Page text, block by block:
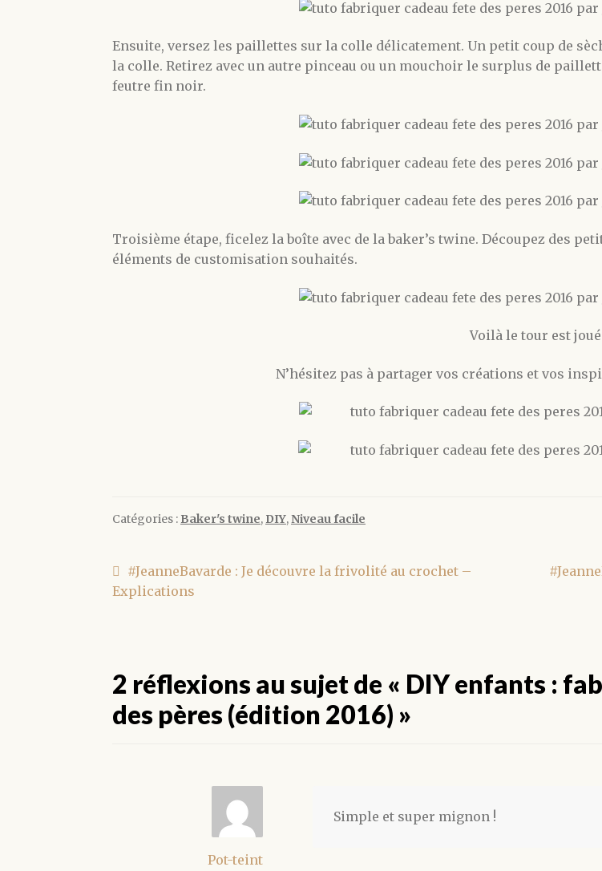
Ensuite, versez les paillettes sur la colle délicatement. Un petit coup de
la colle. Retirez avec un autre pinceau ou un mouchoir le surplus de
feutre fin noir.
Troisième étape, ficelez la boîte avec de la baker’s twine. Découpez des
éléments de customisation souhaités.
Voilà le tour est joué
N’hésitez pas à partager vos créations et vos
Catégories : Baker's twine, DIY,Niveau facile
Navigation
de
Article
précédent :
#JeanneBavarde : Je découvre la frivolité au crochet –
Explications
Article
2 réflexions au sujet de « DIY enfants :
des pères (édition 2016) »
Pot-teint
Simple et super mignon !